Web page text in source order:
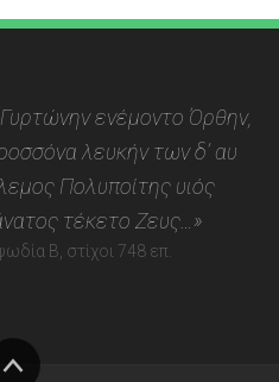
Γυρτώνην ενέμοντο Όρθην,
λευκήν των δ’ αυ
Πολυποίτης υιός
τέκετο Ζευς…»
Β, στίχοι 748 επ.